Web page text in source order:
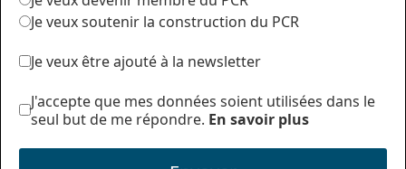
Je veux soutenir la construction du PCR
Je veux être ajouté à la newsletter
J'accepte que mes données soient utilisées dans le
seul but de me répondre. En savoir plus